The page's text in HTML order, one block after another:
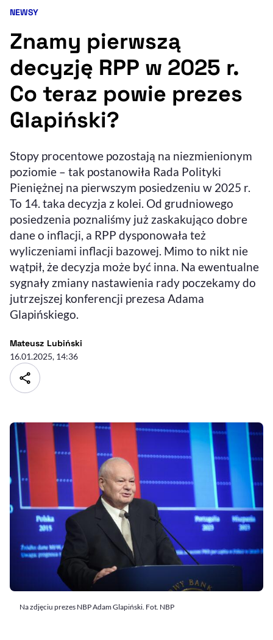
Ułatwienia dostępności wspierają:
Sprawdź, jak i dlaczego zwiększamy dostępność , otwiera się w nowym
Deklaracja dostępności, otwiera się w nowym oknie
Zgłoś problem
, otwiera się w
Kategoria artykułu:
NEWSY
Znamy pierwszą
decyzję RPP w 2025 r.
Co teraz powie prezes
Glapiński?
Stopy procentowe pozostają na niezmienionym
poziomie – tak postanowiła Rada Polityki
Pieniężnej na pierwszym posiedzeniu w 2025 r.
To 14. taka decyzja z kolei. Od grudniowego
posiedzenia poznaliśmy już zaskakująco dobre
dane o inflacji, a RPP dysponowała też
wyliczeniami inflacji bazowej. Mimo to nikt nie
wątpił, że decyzja może być inna. Na ewentualne
sygnały zmiany nastawienia rady poczekamy do
jutrzejszej konferencji prezesa Adama
Glapińskiego.
Mateusz Lubiński
16.01.2025, 14:36
Na zdjęciu prezes NBP Adam Glapiński. Fot. NBP